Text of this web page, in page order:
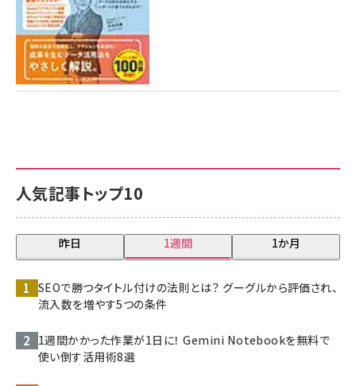
人気記事トップ10
昨日 1週間 1か月
SEOで勝つタイトル付けの法則とは？ グーグルから評価され、
流入数を増やす5つの条件
1週間かかった作業が1日に！ Gemini Notebookを無料で
使い倒す活用術8選